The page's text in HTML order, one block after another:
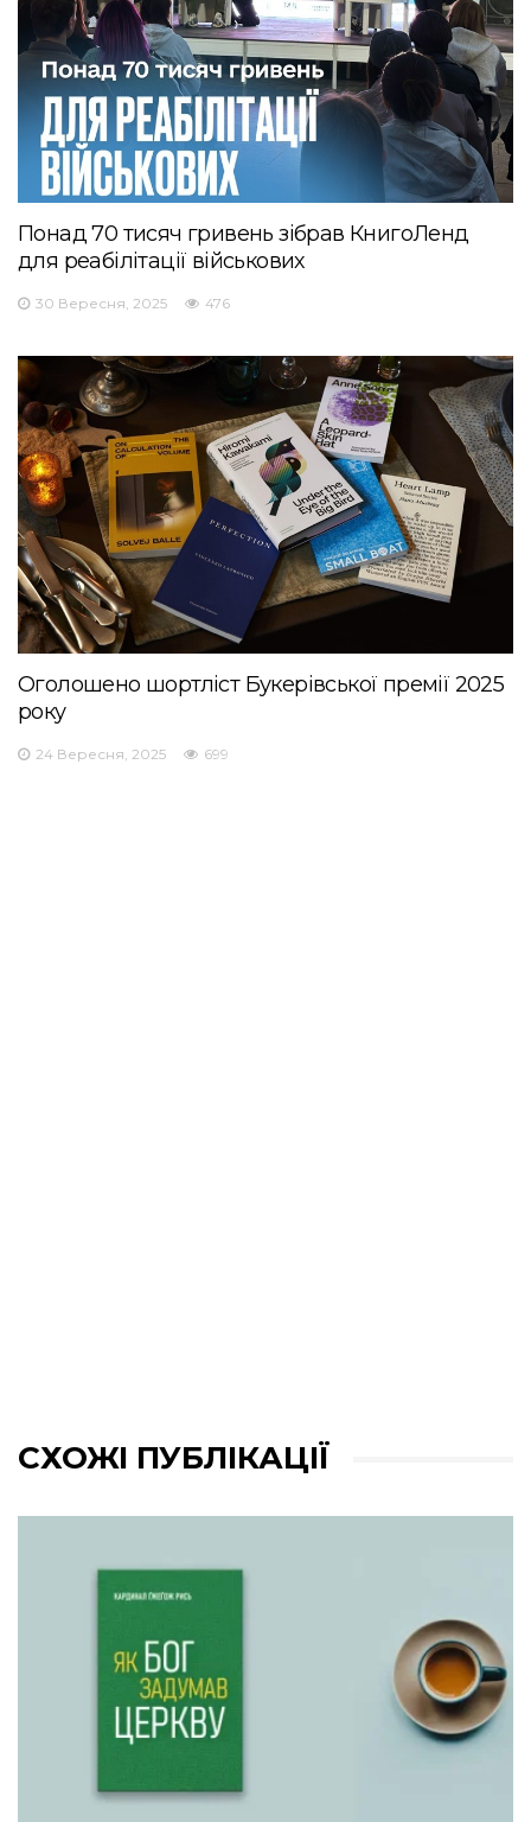
Понад 70 тисяч гривень зібрав КнигоЛенд
для реабілітації військових
30 Вересня, 2025 476
Оголошено шортліст Букерівської премії 2025
року
24 Вересня, 2025 699
СХОЖІ ПУБЛІКАЦІЇ